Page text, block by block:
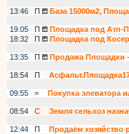
13:46
П База 15000м2,
19:05
П Площадка под Атп-
18:32
П Площадка под
13:35
П Продажа Площадки -
18:54
П
09:55
=
Покупка элеватора
08:54
С Земля сельхоз
12:44
П Продаём хозяйство